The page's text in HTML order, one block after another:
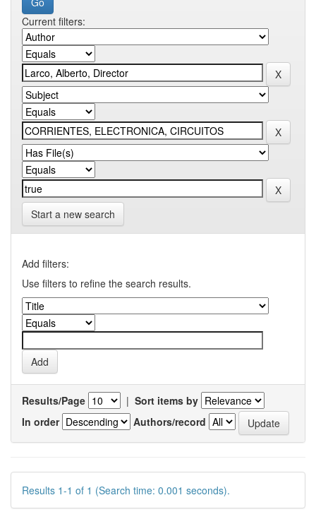
Current filters:
Start a new search
Add filters:
Use filters to refine the search results.
Results/Page | Sort items by
In order
Authors/record
Results 1-1 of 1 (Search time: 0.001 seconds).